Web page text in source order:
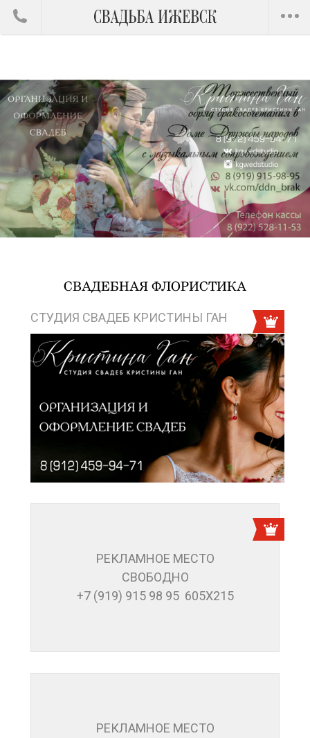
СВАДЕБНАЯ ФЛОРИСТИКА
СТУДИЯ СВАДЕБ КРИСТИНЫ ГАН
РЕКЛАМНОЕ МЕСТО
СВОБОДНО
+7 (919) 915 98 95 605Х215
РЕКЛАМНОЕ МЕСТО